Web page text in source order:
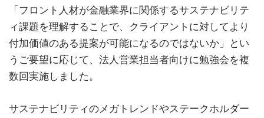
「フロント人材が金融業界に関係するサステナビリテ
ィ課題を理解することで、クライアントに対してより
付加価値のある提案が可能になるのではないか」とい
うご要望に応じて、法人営業担当者向けに勉強会を複
数回実施しました。
サステナビリティのメガトレンドやステークホルダー